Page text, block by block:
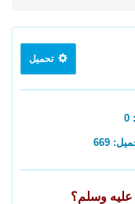
تحميل
669
وسلم؟